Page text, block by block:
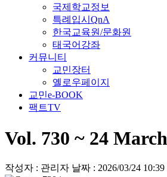
국제학교정보
특례입시QnA
한국교육원/문화원
태국어강좌
커뮤니티
교민장터
옐로우페이지
교민e-BOOK
팩트TV
Vol. 730 ~ 24
작성자 : 관리자 날짜 : 2026/03/24 10:39